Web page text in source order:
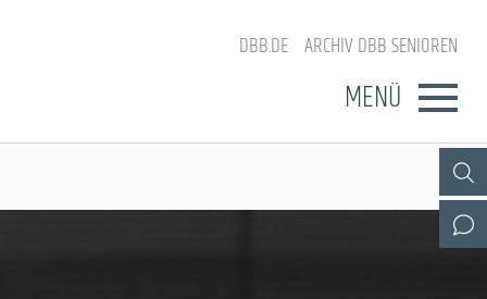
DBB.DE ARCHIV DBB SENIOREN
MENÜ